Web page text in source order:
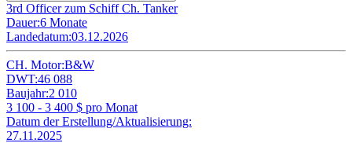
3rd Officer zum Schiff Ch. Tanker
Dauer:6 Monate
Landedatum:03.12.2026
CH. Motor:B&W
DWT:46 088
Baujahr:2 010
3 100 - 3 400 $ pro Monat
Datum der Erstellung/Aktualisierung:
27.11.2025